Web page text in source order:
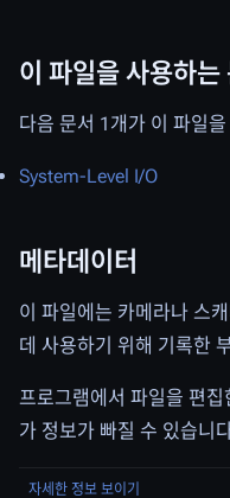
이 파일을 사용하는
다음 문서 1개가 이 파일
System-Level I/O
메타데이터
이 파일에는 카메라나 스
데 사용하기 위해 기록한
프로그램에서 파일을 편
가 정보가 빠질 수 있습니
자세한 정보 보이기